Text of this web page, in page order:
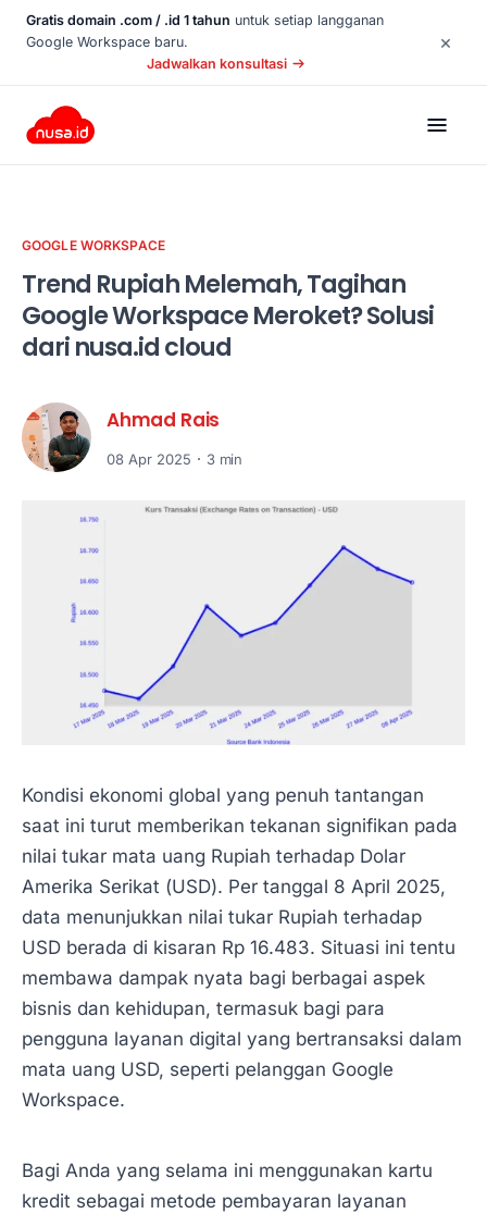
Gratis domain .com / .id 1 tahun untuk setiap langganan
Google Workspace baru.
Jadwalkan konsultasi
×
GOOGLE WORKSPACE
Trend Rupiah Melemah, Tagihan
Google Workspace Meroket? Solusi
dari nusa.id cloud
Ahmad Rais
08 Apr 2025 3 min
Kondisi ekonomi global yang penuh tantangan
saat ini turut memberikan tekanan signifikan pada
nilai tukar mata uang Rupiah terhadap Dolar
Amerika Serikat (USD). Per tanggal 8 April 2025,
data menunjukkan nilai tukar Rupiah terhadap
USD berada di kisaran Rp 16.483. Situasi ini tentu
membawa dampak nyata bagi berbagai aspek
bisnis dan kehidupan, termasuk bagi para
pengguna layanan digital yang bertransaksi dalam
mata uang USD, seperti pelanggan Google
Workspace.
Bagi Anda yang selama ini menggunakan kartu
kredit sebagai metode pembayaran layanan